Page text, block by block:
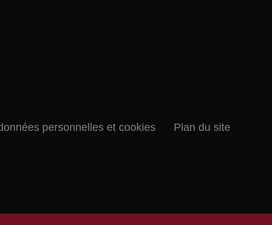
personnelles et cookies Plan du site